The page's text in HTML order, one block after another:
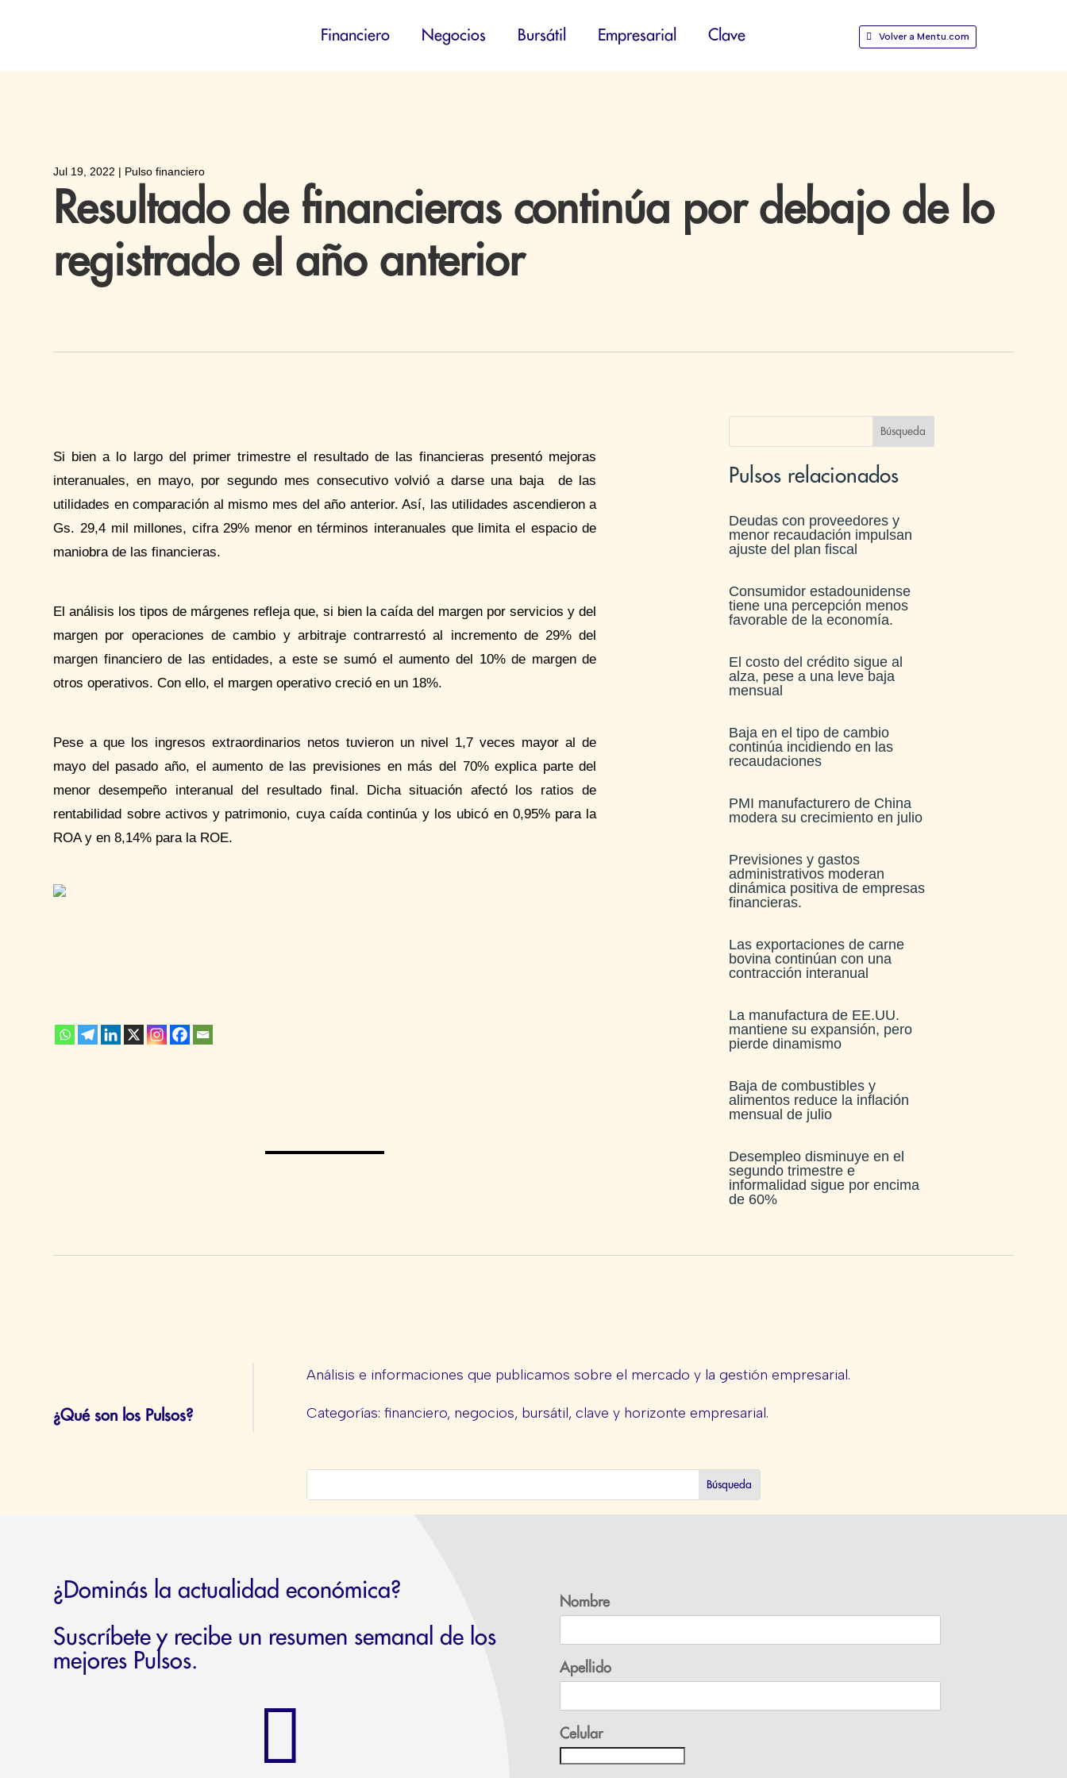
Financiero Negocios Bursátil Empresarial Clave Volver a Mentu.com
Jul 19, 2022 | Pulso financiero
Resultado de financieras continúa por debajo de lo
registrado el año anterior
Si bien a lo largo del primer trimestre el resultado de las financieras presentó mejoras
interanuales, en mayo, por segundo mes consecutivo volvió a darse una baja de las
utilidades en comparación al mismo mes del año anterior. Así, las utilidades ascendieron a
Gs. 29,4 mil millones, cifra 29% menor en términos interanuales que limita el espacio de
maniobra de las financieras.
El análisis los tipos de márgenes refleja que, si bien la caída del margen por servicios y del
margen por operaciones de cambio y arbitraje contrarrestó al incremento de 29% del
margen financiero de las entidades, a este se sumó el aumento del 10% de margen de
otros operativos. Con ello, el margen operativo creció en un 18%.
Pese a que los ingresos extraordinarios netos tuvieron un nivel 1,7 veces mayor al de
mayo del pasado año, el aumento de las previsiones en más del 70% explica parte del
menor desempeño interanual del resultado final. Dicha situación afectó los ratios de
rentabilidad sobre activos y patrimonio, cuya caída continúa y los ubicó en 0,95% para la
ROA y en 8,14% para la ROE.
Pulsos relacionados
Deudas con proveedores y
menor recaudación impulsan
ajuste del plan fiscal​
Consumidor estadounidense
tiene una percepción menos
favorable de la economía​.
El costo del crédito sigue al
alza, pese a una leve baja
mensual​
Baja en el tipo de cambio
continúa incidiendo en las
recaudaciones​
PMI manufacturero de China
modera su crecimiento en julio​
Previsiones y gastos
administrativos moderan
dinámica positiva de empresas
financieras​.
Las exportaciones de carne
bovina continúan con una
contracción interanual
La manufactura de EE.UU.
mantiene su expansión, pero
pierde dinamismo
Baja de combustibles y
alimentos reduce la inflación
mensual de julio​
Desempleo disminuye en el
segundo trimestre e
informalidad sigue por encima
de 60%
¿Qué son los Pulsos?
Análisis e informaciones que publicamos sobre el mercado y la gestión empresarial.
Categorías: financiero, negocios, bursátil, clave y horizonte empresarial.
¿Dominás la actualidad económica?
Suscríbete y recibe un resumen semanal de los
mejores Pulsos.

Nombre
Apellido
Celular